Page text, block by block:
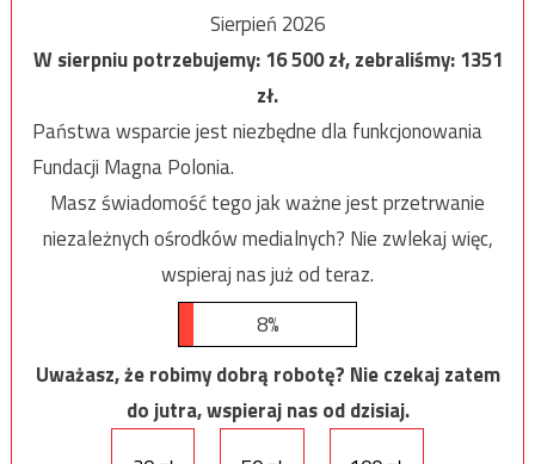
Sierpień 2026
W sierpniu potrzebujemy:16 500zł, zebraliśmy:1351
zł.
Państwa wsparcie jest niezbędne dla funkcjonowania
Fundacji Magna Polonia.
Masz świadomość tego jak ważne jest przetrwanie
niezależnych ośrodków medialnych? Nie zwlekaj więc,
wspieraj nas już od teraz.
8%
Uważasz, że robimy dobrą robotę? Nie czekaj zatem
do jutra, wspieraj nas od dzisiaj.